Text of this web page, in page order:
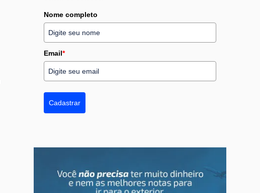
Nome completo
Email*
Cadastrar